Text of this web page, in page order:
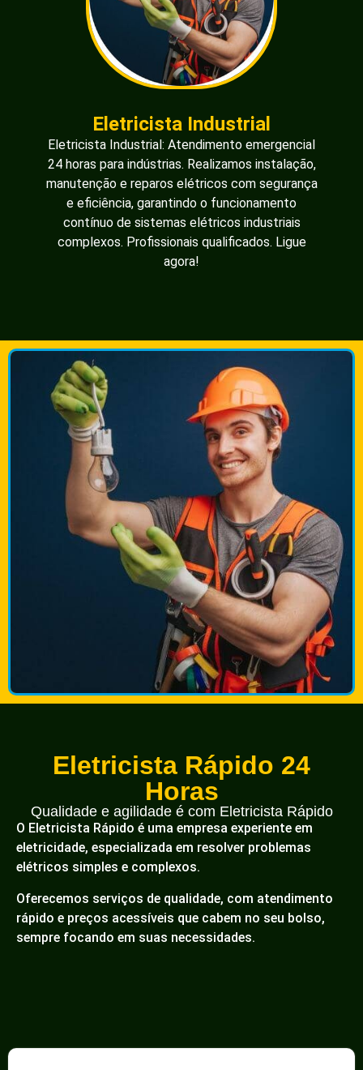
Eletricista Industrial
Eletricista Industrial: Atendimento emergencial
24 horas para indústrias. Realizamos instalação,
manutenção e reparos elétricos com segurança
e eficiência, garantindo o funcionamento
contínuo de sistemas elétricos industriais
complexos. Profissionais qualificados. Ligue
agora!
Eletricista Rápido 24
Horas
Qualidade e agilidade é com Eletricista Rápido
O Eletricista Rápido é uma empresa experiente em
eletricidade, especializada em resolver problemas
elétricos simples e complexos.
Oferecemos serviços de qualidade, com atendimento
rápido e preços acessíveis que cabem no seu bolso,
sempre focando em suas necessidades.